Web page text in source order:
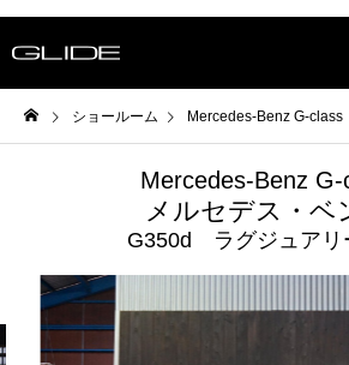
ショールーム Mercedes-Benz G-class
Mercedes-Benz G-
メルセデス・ベ
G350d ラグジュアリ